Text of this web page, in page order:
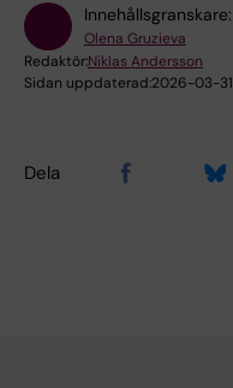
Innehållsgranskare:
Olena Gruzieva
Redaktör:Niklas Andersson
Sidan uppdaterad:2026-03-31
Dela